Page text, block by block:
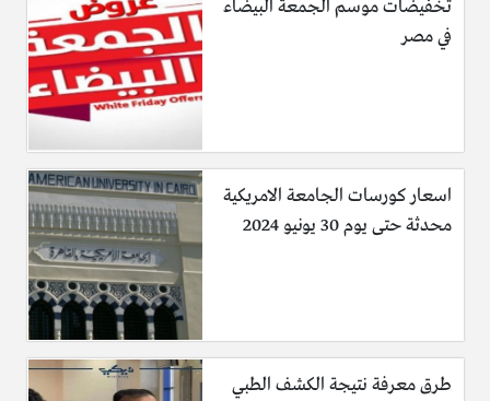
تخفيضات موسم الجمعة البيضاء
في مصر
اسعار كورسات الجامعة الامريكية
محدثة حتى يوم 30 يونيو 2024
طرق معرفة نتيجة الكشف الطبي